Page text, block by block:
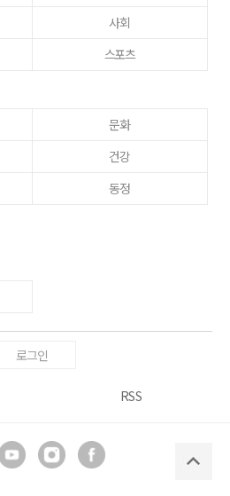
사회
스포츠
문화
건강
동정
로그인
RSS